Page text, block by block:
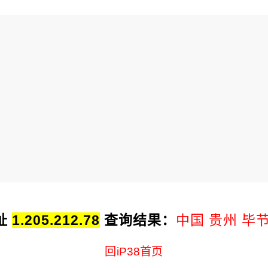
1.205.212.78 查询结果： 中国 贵州 毕
回iP38首页